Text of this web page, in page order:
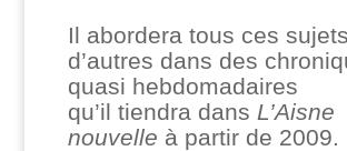
Il abordera tous ces
d’autres dans des
quasi hebdomadaires
qu’il tiendra dans L’Aisne
nouvelle à partir de 2009.